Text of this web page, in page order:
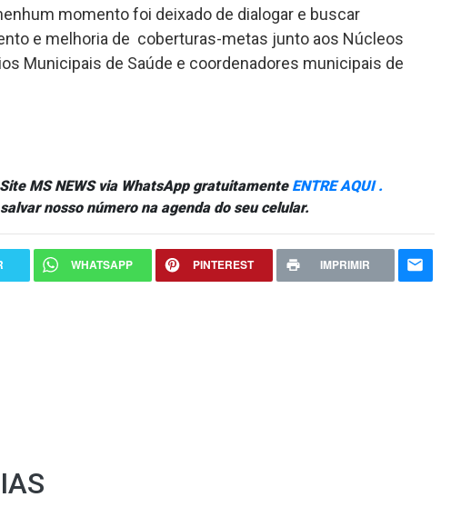
momento foi deixado de dialogar e buscar
e melhoria de coberturas-metas junto aos Núcleos
Municipais de Saúde e coordenadores municipais de
MS NEWS via WhatsApp gratuitamente ENTRE AQUI .
nosso número na agenda do seu celular.
WHATSAPP PINTEREST IMPRIMIR